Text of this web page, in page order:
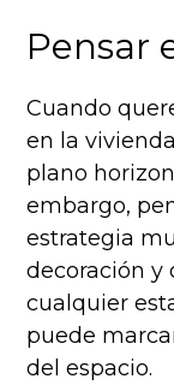
Pensar
Cuando
en la
plano
embargo,
estrategia
decoración y
cualquier
puede
del espacio.